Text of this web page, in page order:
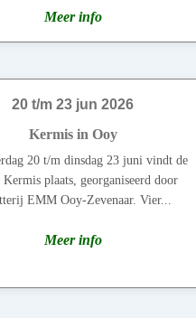
Meer info
20 t/m 23 jun 2026
Kermis in Ooy
20 t/m dinsdag 23 juni vindt de
Kermis plaats, georganiseerd door
EMM Ooy-Zevenaar. Vier...
Meer info